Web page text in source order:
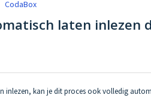
CodaBox
laten inlezen
inlezen, kan je dit proces ook volledig